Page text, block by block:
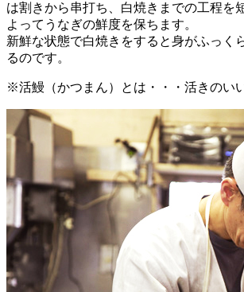
は割きから串打ち、白焼きまでの工程を
よってうなぎの鮮度を保ちます。
新鮮な状態で白焼きをすると身がふっく
るのです。
※活鰻（かつまん）とは・・・活きのい